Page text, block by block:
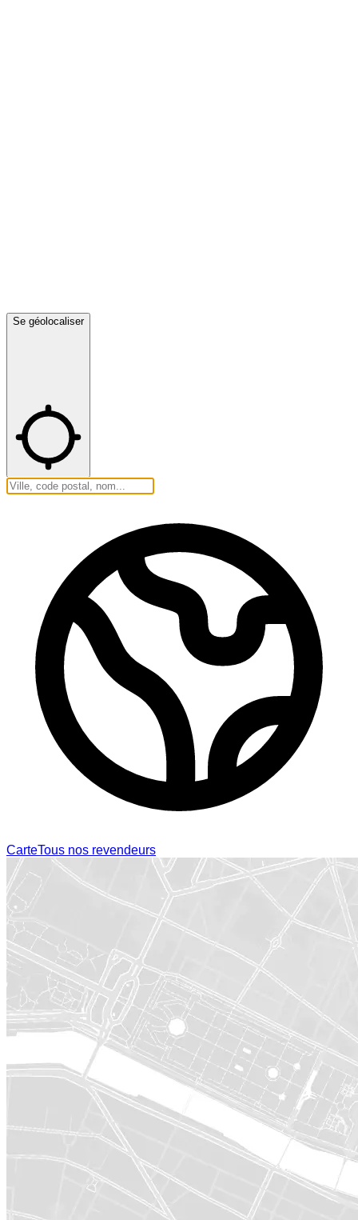
Se géolocaliser
CarteTous nos revendeurs